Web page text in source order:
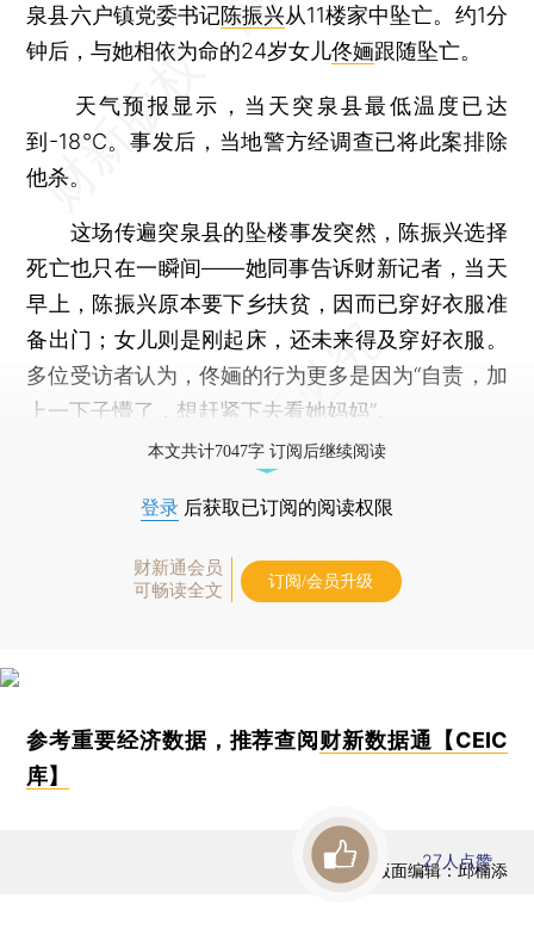
泉县六户镇党委书记陈振兴从11楼家中坠亡。约1分
钟后，与她相依为命的24岁女儿佟婳跟随坠亡。
天气预报显示，当天突泉县最低温度已达
到-18℃。事发后，当地警方经调查已将此案排除
他杀。
这场传遍突泉县的坠楼事发突然，陈振兴选择
死亡也只在一瞬间——她同事告诉财新记者，当天
早上，陈振兴原本要下乡扶贫，因而已穿好衣服准
备出门；女儿则是刚起床，还未来得及穿好衣服。
多位受访者认为，佟婳的行为更多是因为“自责，加
上一下子懵了，想赶紧下去看她妈妈”。
本文共计7047字 订阅后继续阅读
登录 后获取已订阅的阅读权限
财新通会员
可畅读全文
订阅/会员升级
参考重要经济数据，推荐查阅 财新数据通【CEIC
库】
版面编辑：邱楠添
27人点赞